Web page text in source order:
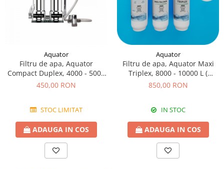
Aquator
Filtru de apa, Aquator
Compact Duplex, 4000 - 5000
L ( sistem complet )
450,00 RON
STOC LIMITAT
ADAUGA IN COS
Aquator
Filtru de apa, Aquator Maxi
Triplex, 8000 - 10000 L (
sistem complet )
850,00 RON
IN STOC
ADAUGA IN COS